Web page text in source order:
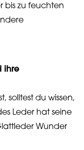
bis zu feuchten
ihre
solltest du wissen,
Leder hat seine
Wunder